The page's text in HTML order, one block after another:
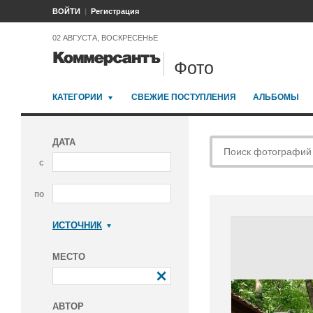
ВОЙТИ Регистрация
02 АВГУСТА, ВОСКРЕСЕНЬЕ
Фото
КАТЕГОРИИ СВЕЖИЕ ПОСТУПЛЕНИЯ АЛЬБОМЫ
ДАТА
с
по
ИСТОЧНИК
МЕСТО
АВТОР